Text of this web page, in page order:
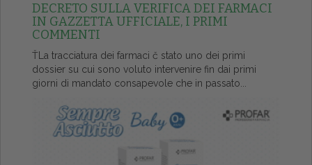
DECRETO SULLA VERIFICA DEI FARMACI
IN GAZZETTA UFFICIALE, I PRIMI
COMMENTI
ŤLa tracciatura dei farmaci č stato uno dei primi
dossier su cui sono voluto intervenire fin dai primi
giorni di mandato consapevole che in passato...